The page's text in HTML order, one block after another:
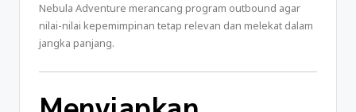
Nebula Adventure merancang program outbound agar
nilai-nilai kepemimpinan tetap relevan dan melekat dalam
jangka panjang.